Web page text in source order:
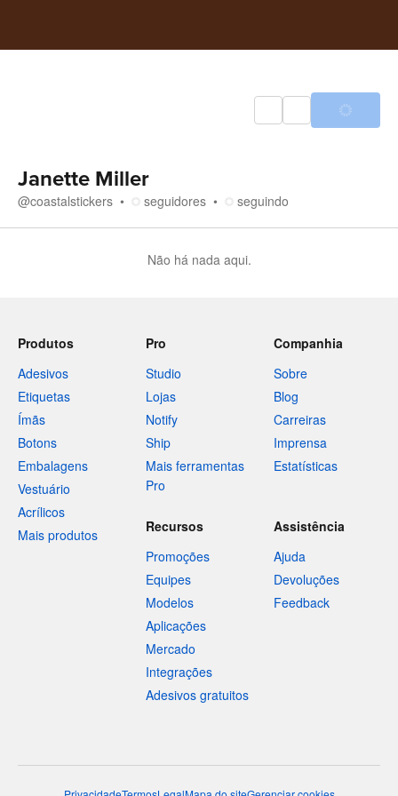
Janette Miller
@coastalstickers seguidores seguindo
Não há nada aqui.
Produtos
Adesivos
Etiquetas
Ímãs
Botons
Embalagens
Vestuário
Acrílicos
Mais produtos
Pro
Studio
Lojas
Notify
Ship
Mais ferramentas
Pro
Companhia
Sobre
Blog
Carreiras
Imprensa
Estatísticas
Recursos
Promoções
Equipes
Modelos
Aplicações
Mercado
Integrações
Adesivos gratuitos
Assistência
Ajuda
Devoluções
Feedback